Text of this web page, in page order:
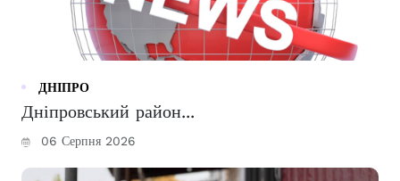
ДНІПРО
Дніпровський район...
06 Серпня 2026